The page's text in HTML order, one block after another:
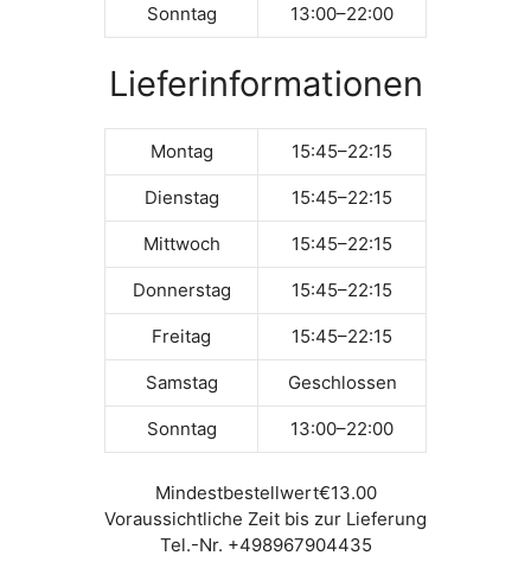
Sonntag 13:00–22:00
Lieferinformationen
Montag 15:45–22:15
Dienstag 15:45–22:15
Mittwoch 15:45–22:15
Donnerstag 15:45–22:15
Freitag 15:45–22:15
Samstag Geschlossen
Sonntag 13:00–22:00
Mindestbestellwert€13.00
Voraussichtliche Zeit bis zur Lieferung
Tel.-Nr. +498967904435